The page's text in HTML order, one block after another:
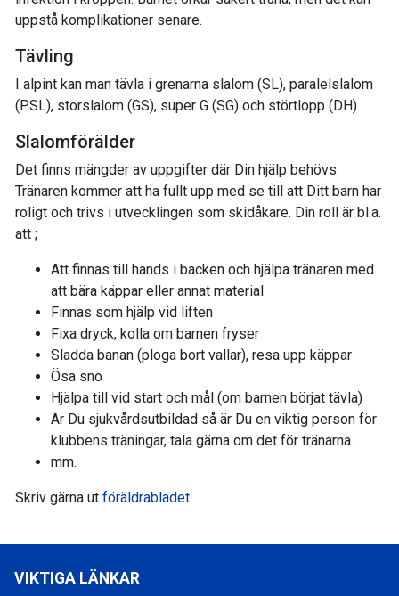
uppstå komplikationer senare.
Tävling
I alpint kan man tävla i grenarna slalom (SL), paralelslalom
(PSL), storslalom (GS), super G (SG) och störtlopp (DH).
Slalomförälder
Det finns mängder av uppgifter där Din hjälp behövs.
Tränaren kommer att ha fullt upp med se till att Ditt barn har
roligt och trivs i utvecklingen som skidåkare. Din roll är bl.a.
att ;
Att finnas till hands i backen och hjälpa tränaren med
att bära käppar eller annat material
Finnas som hjälp vid liften
Fixa dryck, kolla om barnen fryser
Sladda banan (ploga bort vallar), resa upp käppar
Ösa snö
Hjälpa till vid start och mål (om barnen börjat tävla)
Är Du sjukvårdsutbildad så är Du en viktig person för
klubbens träningar, tala gärna om det för tränarna.
mm.
Skriv gärna ut föräldrabladet
VIKTIGA LÄNKAR